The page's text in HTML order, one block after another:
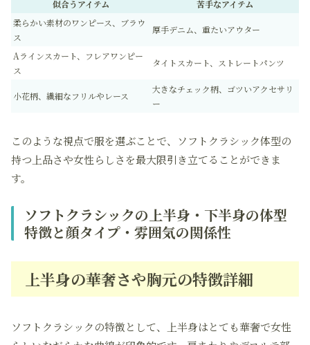
似合うアイテム
苦手なアイテム
柔らかい素材のワンピース、ブラウ
ス
厚手デニム、重たいアウター
Aラインスカート、フレアワンピー
ス
タイトスカート、ストレートパンツ
小花柄、繊細なフリルやレース
大きなチェック柄、ゴツいアクセサリ
ー
このような視点で服を選ぶことで、ソフトクラシック体型の
持つ上品さや女性らしさを最大限引き立てることができま
す。
ソフトクラシックの上半身・下半身の体型
特徴と顔タイプ・雰囲気の関係性
上半身の華奢さや胸元の特徴詳細
ソフトクラシックの特徴として、上半身はとても華奢で女性